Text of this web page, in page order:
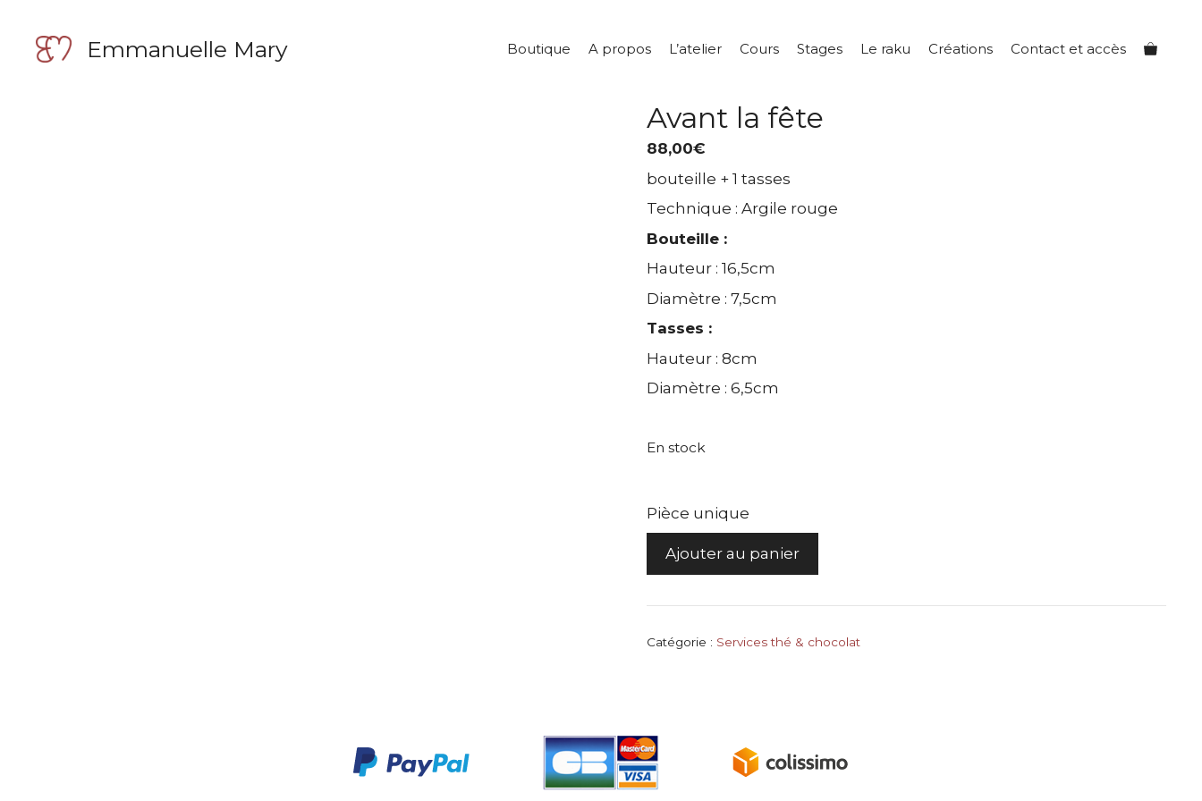
contenu
Emmanuelle Mary Boutique A propos L’atelier Cours Stages Le raku Créations Contact et accès
Avant la fête
88,00€
bouteille + 1 tasses
Technique : Argile rouge
Bouteille :
Hauteur : 16,5cm
Diamètre : 7,5cm
Tasses :
Hauteur : 8cm
Diamètre : 6,5cm
En stock
Pièce unique
de
la
Ajouter au panier
Catégorie : Services thé & chocolat